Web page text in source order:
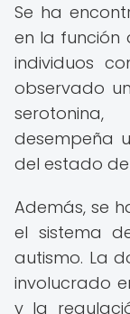
Se ha
en la función
individuos
observado
desempeña
del estado
Además, se
el sistema
autismo. La
involucrado
y la